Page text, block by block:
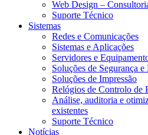
Web Design –
Suporte Técnico
Sistemas
Redes e Comunicações
Sistemas e Aplicações
Servidores e
Soluções de Segurança
Soluções de Impressão
Relógios de Controlo de
Análise, auditoria e
existentes
Suporte Técnico
Notícias